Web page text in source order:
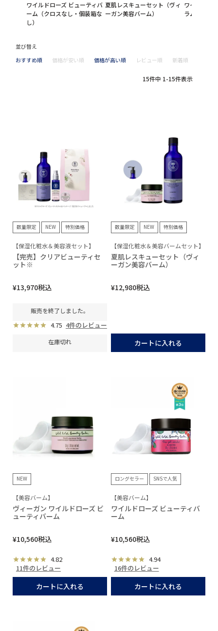
ワイルドローズ ビューティバ
ーム（クロスなし・個装箱な
し）
夏肌レスキューセット（ヴィ
ーガン美容バーム）
ワイルドロ
ラム
並び替え
おすすめ順
価格が安い順 価格が高い順 レビュー順 新着順
15件中 1-15件表示
数量限定 NEW 特別価格
【保湿化粧水＆美容液セット】
【完売】クリアビューティセ
ット※
¥13,970税込
販売を終了しました。
4.75 4件のレビュー
在庫切れ
数量限定 NEW 特別価格
【保湿化粧水＆美容バームセット】
夏肌レスキューセット（ヴィ
ーガン美容バーム）
¥12,980税込
カートに入れる
NEW
【美容バーム】
ヴィーガン ワイルドローズ ビ
ューティバーム
¥10,560税込
4.82
11件のレビュー
カートに入れる
ロングセラー SNSで人気
【美容バーム】
ワイルドローズ ビューティバ
ーム
¥10,560税込
4.94
16件のレビュー
カートに入れる